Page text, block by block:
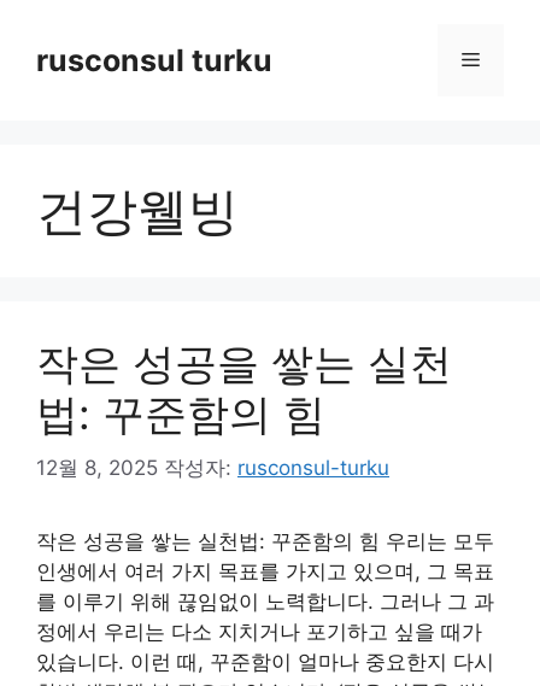
rusconsul turku 메
건강웰빙
작은 성공을 쌓는 실천
법: 꾸준함의 힘
12월 8, 2025 작성자: rusconsul-turku
작은 성공을 쌓는 실천법: 꾸준함의 힘 우리는 모두
인생에서 여러 가지 목표를 가지고 있으며, 그 목표
를 이루기 위해 끊임없이 노력합니다. 그러나 그 과
정에서 우리는 다소 지치거나 포기하고 싶을 때가
있습니다. 이런 때, 꾸준함이 얼마나 중요한지 다시